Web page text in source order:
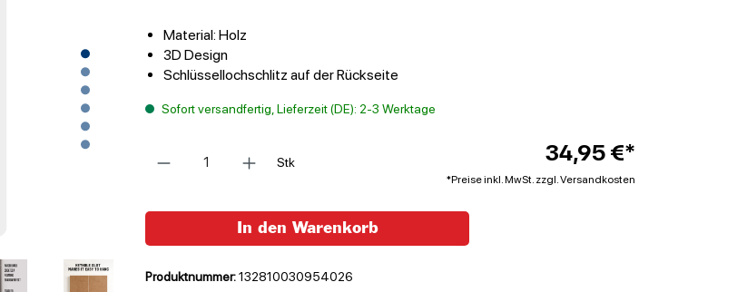
Material: Holz
3D Design
Schlüssellochschlitz auf der Rückseite
Sofort versandfertig, Lieferzeit (DE): 2-3 Werktage
Stk
34,95 €*
*Preise inkl. MwSt. zzgl. Versandkosten
In den Warenkorb
Produktnummer:132810030954026